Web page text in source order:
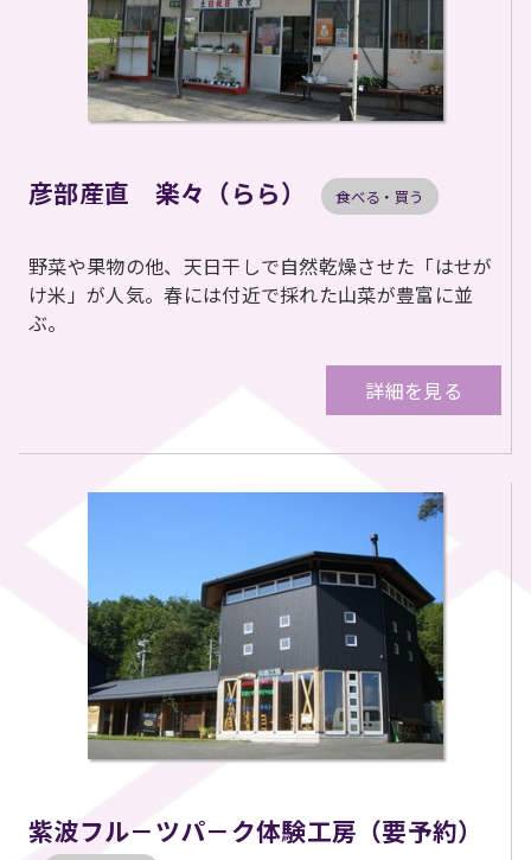
彦部産直 楽々（らら） 食べる・買う
野菜や果物の他、天日干しで自然乾燥させた「はせが
け米」が人気。春には付近で採れた山菜が豊富に並
ぶ。
詳細を見る
紫波フル－ツパ－ク体験工房（要予約）